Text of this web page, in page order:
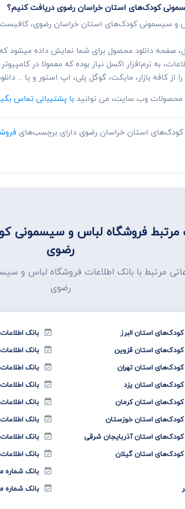
کودک‌های استان خراسان رضوی دریافت کنیم؟
و سیسمونی کودک‌های استان خراسان رضوی،
دانلود محصول برای شما نمایش داده میشود که
به نرم‌افزار اکسل نیاز بوده که معمولا در
از کافه بازار، مایکت، گوگل پلی، اپ استور و یا ...
محصولات وب سایت، می توانید با پشتیبانی تماس
استان خراسان رضوی دارای برچسب‌های
فروشگاه لباس و سیسمونی
رضوی
مرتبط با بانک اطلاعات فروشگاه لباس و
رضوی
استان البرز
بانک
استان قزوین
بانک
استان تهران
بانک
استان یزد
بانک
استان کرمان
بانک
استان خوزستان
بانک
استان آذربایجان شرقی
بانک
استان گیلان
بانک
بانک شماره
بانک شماره